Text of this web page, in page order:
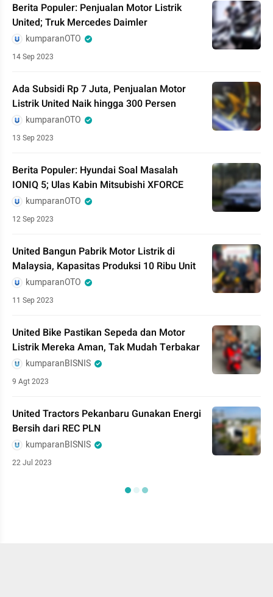
Berita Populer: Penjualan Motor Listrik
United; Truk Mercedes Daimler
kumparanOTO
14 Sep 2023
Ada Subsidi Rp 7 Juta, Penjualan Motor
Listrik United Naik hingga 300 Persen
kumparanOTO
13 Sep 2023
Berita Populer: Hyundai Soal Masalah
IONIQ 5; Ulas Kabin Mitsubishi XFORCE
kumparanOTO
12 Sep 2023
United Bangun Pabrik Motor Listrik di
Malaysia, Kapasitas Produksi 10 Ribu Unit
kumparanOTO
11 Sep 2023
United Bike Pastikan Sepeda dan Motor
Listrik Mereka Aman, Tak Mudah Terbakar
kumparanBISNIS
9 Agt 2023
United Tractors Pekanbaru Gunakan Energi
Bersih dari REC PLN
kumparanBISNIS
22 Jul 2023